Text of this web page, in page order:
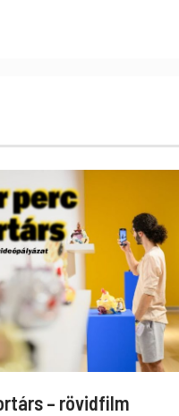
– rövidfilm